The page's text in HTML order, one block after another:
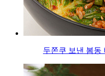
두쫀쿠 보낸 봄동